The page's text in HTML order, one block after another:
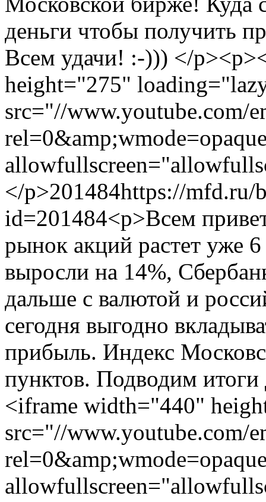
деньги чтобы получить
Всем удачи! :-))) </
height="275"
src="//www.youtube.com/
</p>201484https://mfd.ru/
id=201484<p>Всем
рынок акций растет уже
выросли на 14%,
дальше с валютой и
сегодня выгодно
прибыль. Индекс
пунктов. Подводим
<iframe width="440"
src="//www.youtube.com/